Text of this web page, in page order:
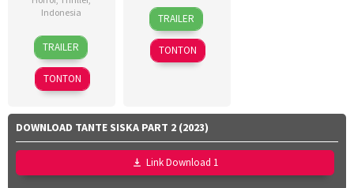
Indonesia
18
Mar
2026
Azhar
Kinoi
Lubis,
Hollynov
Mutia
Effendi,
Nurul
Ravika
TRAILER
TONTON
18
Mar
2026
Dinna
Jasanti
Fachru
Rizza
Farras
Zaky,
Utari
Nofita
TRAILER
TONTON
DOWNLOAD TANTE SISKA PART 2 (2023)
Link Download 1